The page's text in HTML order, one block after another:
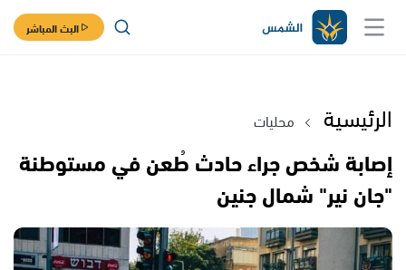
البث المباشر
الرئيسية محليات
إصابة شخص جراء حادث طُعن في مستوطنة
"جان نير" شمال جنين